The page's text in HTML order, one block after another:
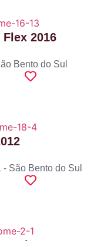
Flex 2016
Bento do Sul
São Bento do Sul